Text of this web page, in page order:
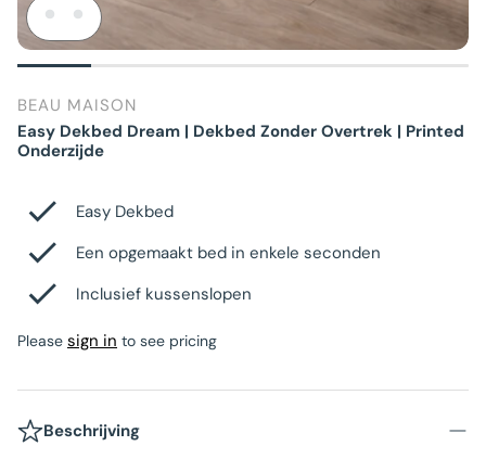
BEAU MAISON
Easy Dekbed Dream | Dekbed Zonder Overtrek | Printed
Onderzijde
Easy Dekbed
Een opgemaakt bed in enkele seconden
Inclusief kussenslopen
Please sign in to see pricing
Beschrijving